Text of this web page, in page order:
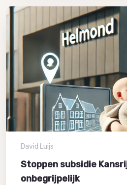
David Luijs
Stoppen subsidie
onbegrijpelijk